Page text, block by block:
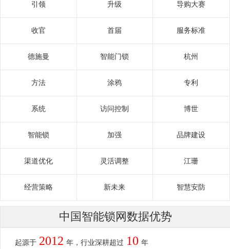
引领 升级 导购大赛
收官 首届 服务标准
德施曼 智能门锁 杭州
方法 涂鸦 专利
系统 访问控制 博世
智能锁 加强 品牌建设
渠道优化 灵活调整 江珊
经营策略 新未来 智慧安防
中国智能锁网数据优势
起源于 2012 年，行业深耕超过 10 年